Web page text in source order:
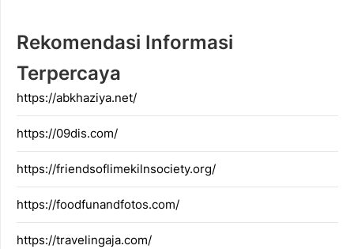
Rekomendasi Informasi
Terpercaya
https://abkhaziya.net/
https://09dis.com/
https://friendsoflimekilnsociety.org/
https://foodfunandfotos.com/
https://travelingaja.com/